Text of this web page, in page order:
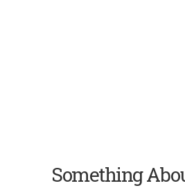
Something